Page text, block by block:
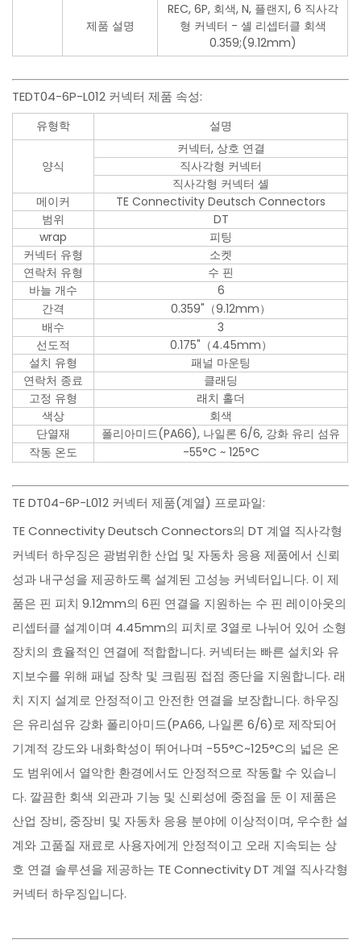
제품 설명
REC, 6P, 회색, N, 플랜지, 6 직사각
형 커넥터 - 셸 리셉터클 회색
0.359;(9.12mm)
TEDT04-6P-L012 커넥터 제품 속성:
유형학 설명
양식
커넥터, 상호 연결
직사각형 커넥터
직사각형 커넥터 셸
메이커
TE Connectivity Deutsch Connectors
범위
DT
wrap
피팅
커넥터 유형
소켓
연락처 유형
수 핀
바늘 개수
6
간격
0.359"（9.12mm）
배수
3
선도적
0.175"（4.45mm）
설치 유형
패널 마운팅
연락처 종료
클래딩
고정 유형
래치 홀더
색상
회색
단열재
폴리아미드(PA66), 나일론 6/6, 강화 유리 섬유
작동 온도
-55°C ~ 125°C
TE DT04-6P-L012 커넥터 제품(계열) 프로파일:
TE Connectivity Deutsch Connectors의 DT 계열 직사각형
커넥터 하우징은 광범위한 산업 및 자동차 응용 제품에서 신뢰
성과 내구성을 제공하도록 설계된 고성능 커넥터입니다. 이 제
품은 핀 피치 9.12mm의 6핀 연결을 지원하는 수 핀 레이아웃의
리셉터클 설계이며 4.45mm의 피치로 3열로 나뉘어 있어 소형
장치의 효율적인 연결에 적합합니다. 커넥터는 빠른 설치와 유
지보수를 위해 패널 장착 및 크림핑 접점 종단을 지원합니다. 래
치 지지 설계로 안정적이고 안전한 연결을 보장합니다. 하우징
은 유리섬유 강화 폴리아미드(PA66, 나일론 6/6)로 제작되어
기계적 강도와 내화학성이 뛰어나며 -55°C~125°C의 넓은 온
도 범위에서 열악한 환경에서도 안정적으로 작동할 수 있습니
다. 깔끔한 회색 외관과 기능 및 신뢰성에 중점을 둔 이 제품은
산업 장비, 중장비 및 자동차 응용 분야에 이상적이며, 우수한 설
계와 고품질 재료로 사용자에게 안정적이고 오래 지속되는 상
호 연결 솔루션을 제공하는 TE Connectivity DT 계열 직사각형
커넥터 하우징입니다.